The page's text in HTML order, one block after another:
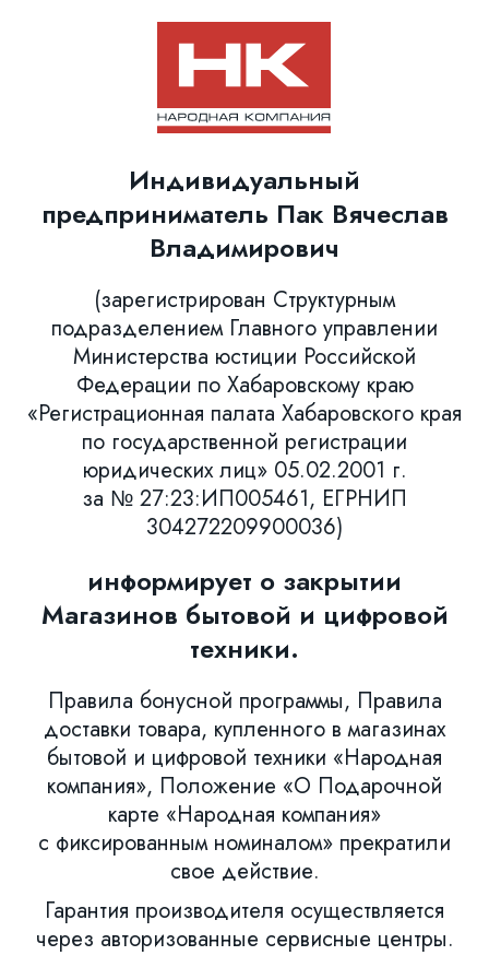
Индивидуальный
предприниматель Пак Вячеслав
Владимирович
(зарегистрирован Структурным
подразделением Главного управлении
Министерства юстиции Российской
Федерации по Хабаровскому краю
«Регистрационная палата Хабаровского края
по государственной регистрации
юридических лиц» 05.02.2001 г.
за № 27:23:ИП005461, ЕГРНИП
304272209900036)
информирует о закрытии
Магазинов бытовой и цифровой
техники.
Правила бонусной программы, Правила
доставки товара, купленного в магазинах
бытовой и цифровой техники «Народная
компания», Положение «О Подарочной
карте «Народная компания»
с фиксированным номиналом» прекратили
свое действие.
Гарантия производителя осуществляется
через авторизованные сервисные центры.